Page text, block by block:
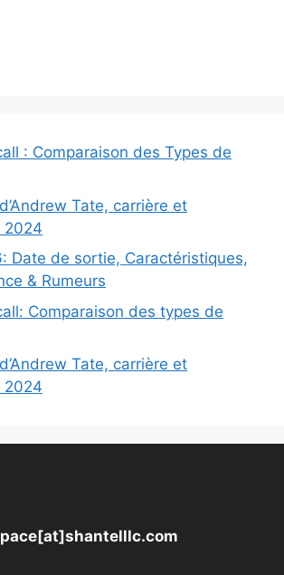
: Comparaison des Types de
Tate, carrière et
2024
Date de sortie, Caractéristiques,
& Rumeurs
Comparaison des types de
Tate, carrière et
2024